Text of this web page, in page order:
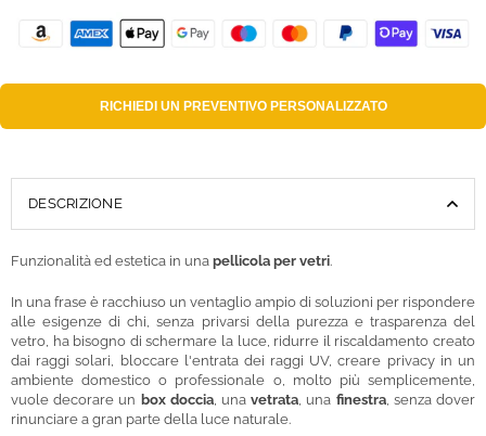
RICHIEDI UN PREVENTIVO PERSONALIZZATO
DESCRIZIONE
Funzionalità ed estetica in una pellicola per vetri.
In una frase è racchiuso un ventaglio ampio di soluzioni per rispondere
alle esigenze di chi, senza privarsi della purezza e trasparenza del
vetro, ha bisogno di schermare la luce, ridurre il riscaldamento creato
dai raggi solari, bloccare l'entrata dei raggi UV, creare privacy in un
ambiente domestico o professionale o, molto più semplicemente,
vuole decorare un box doccia, unavetrata , una finestra, senza dover
rinunciare a gran parte della luce naturale.